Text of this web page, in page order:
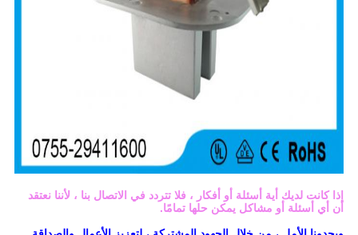
إذا كانت لديك أية أسئلة أو أفكار ، فلا تتردد في الاتصال بنا ، لأننا نعتقد
أن أي أسئلة أو مشاكل يمكن حلها تمامًا.